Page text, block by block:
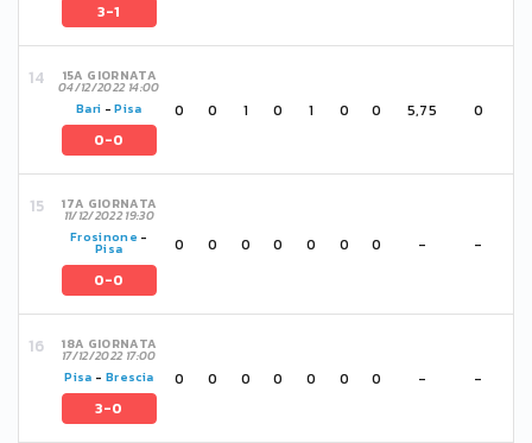
3-1
15A GIORNATA
04/12/2022 14:00
Bari -Pisa
0-0
0 0 1 0 1 0 0 5,75 0
17A GIORNATA
11/12/2022 19:30
Frosinone -
Pisa
0-0
0 0 0 0 0 0 0 - -
18A GIORNATA
17/12/2022 17:00
Pisa - Brescia
3-0
0 0 0 0 0 0 0 - -